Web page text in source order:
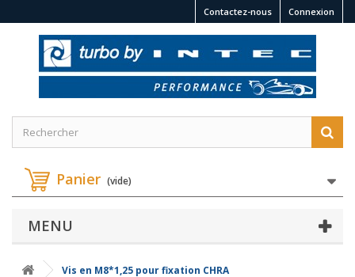
Connexion
Contactez-nous
Panier (vide)
MENU
Vis en M8*1,25 pour fixation CHRA